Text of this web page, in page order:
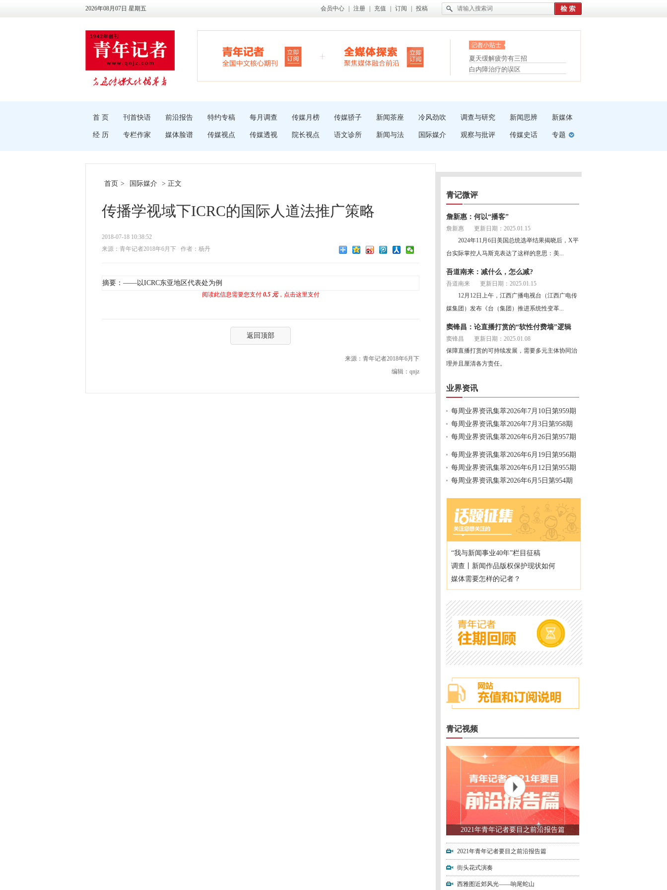
2026年08月07日 星期五 会员中心 注册 充值 订阅 投稿
“枝桠”“树桠”宜写成“枝...
夏天缓解疲劳有三招
护腰，摆脱六大坏习惯
受伤了冰敷还是热敷
白内障治疗的误区
首 页 刊首快语 前沿报告 特约专稿 每月调查 传媒月榜 传媒骄子 新闻茶座 冷风劲吹 调查与研究 新闻思辨 新媒体
经 历 专栏作家 媒体脸谱 传媒视点 传媒透视 院长视点 语文诊所 新闻与法 国际媒介 观察与批评 传媒史话 专题
首页 > 国际媒介 > 正文
传播学视域下ICRC的国际人道法推广策略
2018-07-18 10:38:52
来源：青年记者2018年6月下
作者：杨丹
摘要：——以ICRC东亚地区代表处为例
阅读此信息需要您支付 0.5 元，点击这里支付
返回顶部
来源：青年记者2018年6月下
编辑：qnjz
青记微评
詹新惠：何以“播客”
詹新惠
更新日期：2025.01.15
2024年11月6日美国总统选举结果揭晓后，X平
台实际掌控人马斯克表达了这样的意思：美...
吾道南来：减什么，怎么减?
吾道南来
更新日期：2025.01.15
12月12日上午，江西广播电视台（江西广电传
媒集团）发布《台（集团）推进系统性变革...
窦锋昌：论直播打赏的“软性付费墙”逻辑
窦锋昌
更新日期：2025.01.08
保障直播打赏的可持续发展，需要多元主体协同治
理并且厘清各方责任。
业界资讯
每周业界资讯集萃2026年7月10日第959期
每周业界资讯集萃2026年7月3日第958期
每周业界资讯集萃2026年6月26日第957期
每周业界资讯集萃2026年6月19日第956期
每周业界资讯集萃2026年6月12日第955期
每周业界资讯集萃2026年6月5日第954期
“我与新闻事业40年”栏目征稿
调查丨新闻作品版权保护现状如何
媒体需要怎样的记者？
青记视频
2021年青年记者要目之前沿报告篇
2021年青年记者要目之前沿报告篇
街头花式演奏
西雅图近郊风光——响尾蛇山